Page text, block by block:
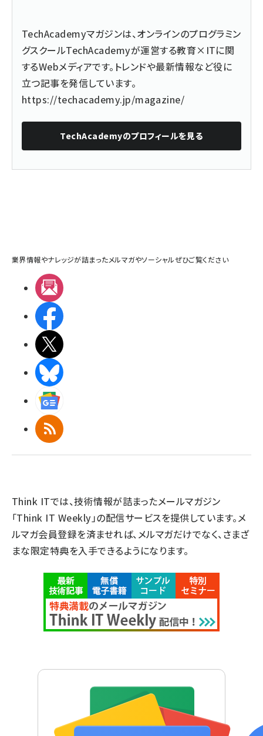
TechAcademyマガジンは、オンラインのプログラミン
グスクールTechAcademyが運営する教育×ITに関
するWebメディアです。トレンドや最新情報など役に
立つ記事を発信しています。
https://techacademy.jp/magazine/
TechAcademyのプロフィールを見る
業界情報やナレッジが詰まったメルマガやソーシャルぜひご覧ください
RSS
Think ITでは、技術情報が詰まったメールマガジン
「Think IT Weekly」の配信サービスを提供しています。メ
ルマガ会員登録を済ませれば、メルマガだけでなく、さまざ
まな限定特典を入手できるようになります。